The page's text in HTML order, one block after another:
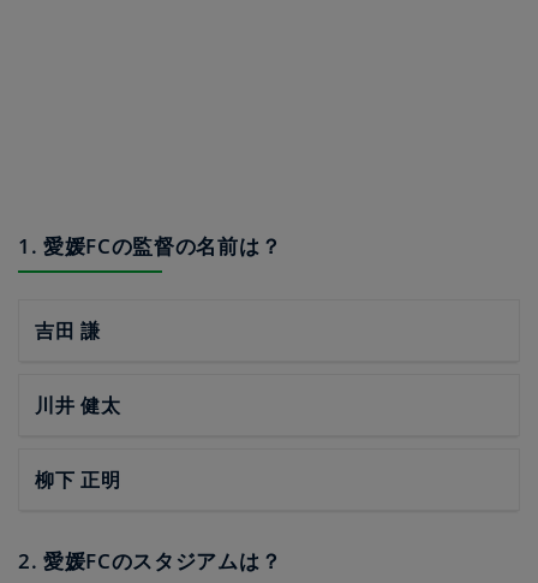
1. 愛媛FCの監督の名前は？
吉田 謙
川井 健太
柳下 正明
2. 愛媛FCのスタジアムは？